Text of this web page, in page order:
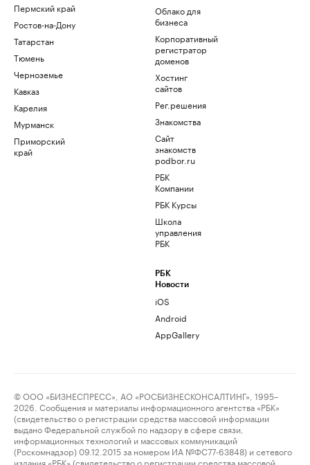
Пермский край
Ростов-на-Дону
Татарстан
Тюмень
Черноземье
Кавказ
Карелия
Мурманск
Приморский
край
Облако для
бизнеса
Корпоративный
регистратор
доменов
Хостинг
сайтов
Рег.решения
Знакомства
Сайт
знакомств
podbor.ru
РБК
Компании
РБК Курсы
Школа
управления
РБК
РБК
Новости
iOS
Android
AppGallery
© ООО «БИЗНЕСПРЕСС», АО «РОСБИЗНЕСКОНСАЛТИНГ», 1995–
2026. Сообщения и материалы информационного агентства «РБК»
(свидетельство о регистрации средства массовой информации
выдано Федеральной службой по надзору в сфере связи,
информационных технологий и массовых коммуникаций
(Роскомнадзор) 09.12.2015 за номером ИА №ФС77-63848) и сетевого
издания «РБК» (свидетельство о регистрации средства массовой